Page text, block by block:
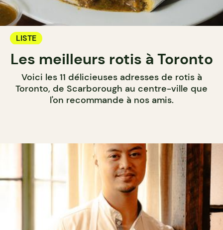
LISTE
Les meilleurs rotis à Toronto
Voici les 11 délicieuses adresses de rotis à
Toronto, de Scarborough au centre-ville que
l'on recommande à nos amis.